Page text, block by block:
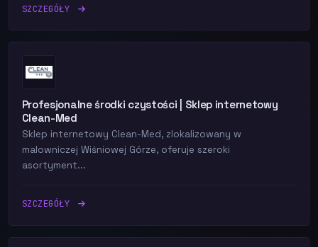
SZCZEGÓŁY
Profesjonalne środki czystości | Sklep internetowy
Clean-Med
Sklep internetowy Clean-Med, zlokalizowany w
malowniczej Wiśniowej Górze, oferuje szeroki
asortyment...
SZCZEGÓŁY